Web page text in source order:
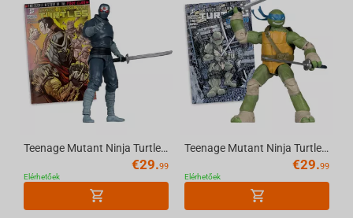
Teenage Mutant Ninja Turtles (P. Punchers) Foot Soldier 5in Action Figure with Comic ...
€29.99
Elérhetőek
Teenage Mutant Ninja Turtles (P. Punchers) Leonardo 5in Action Figure with Comic McFa...
€29.99
Elérhetőek